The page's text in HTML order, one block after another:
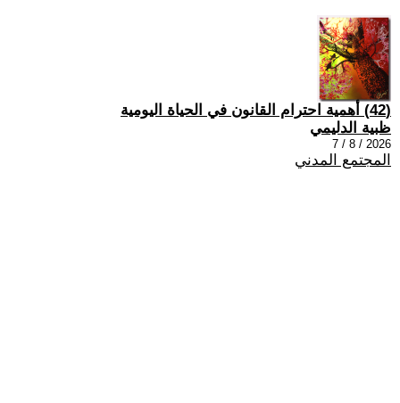
(42) أهمية احترام القانون في الحياة اليومية
ظبية الدليمي
2026 / 8 / 7
المجتمع المدني